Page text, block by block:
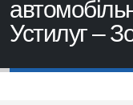
Устилуг –